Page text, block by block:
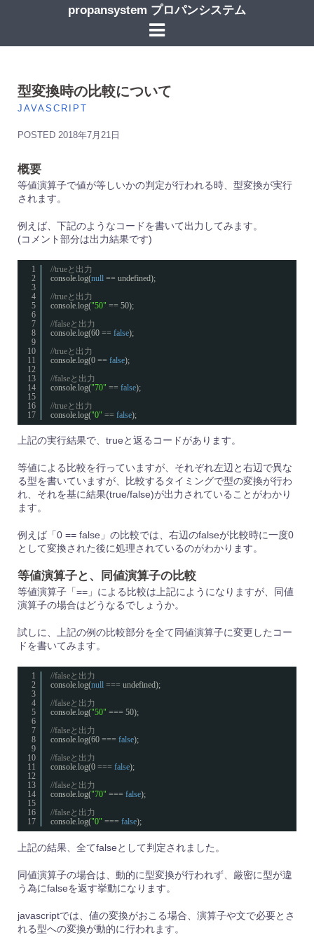
ン
propansystem プロパンシステム
型変換時の比較について
JAVASCRIPT
POSTED 2018年7月21日
概要
等値演算子で値が等しいかの判定が行われる時、型変換が実行
されます。
例えば、下記のようなコードを書いて出力してみます。
(コメント部分は出力結果です)
1
2
3
4
5
6
7
8
9
10
11
12
13
14
15
16
17
//trueと出力
console.log(null == undefined);
//trueと出力
console.log("50" == 50);
//falseと出力
console.log(60 == false);
//trueと出力
console.log(0 == false);
//falseと出力
console.log("70" == false);
//trueと出力
console.log("0" == false);
上記の実行結果で、trueと返るコードがあります。
等値による比較を行っていますが、それぞれ左辺と右辺で異な
る型を書いていますが、比較するタイミングで型の変換が行わ
れ、それを基に結果(true/false)が出力されていることがわかり
ます。
例えば「0 == false」の比較では、右辺のfalseが比較時に一度0
として変換された後に処理されているのがわかります。
等値演算子と、同値演算子の比較
等値演算子「==」による比較は上記にようになりますが、同値
演算子の場合はどうなるでしょうか。
試しに、上記の例の比較部分を全て同値演算子に変更したコー
ドを書いてみます。
1
2
3
4
5
6
7
8
9
10
11
12
13
14
15
16
17
//falseと出力
console.log(null === undefined);
//falseと出力
console.log("50" === 50);
//falseと出力
console.log(60 === false);
//falseと出力
console.log(0 === false);
//falseと出力
console.log("70" === false);
//falseと出力
console.log("0" === false);
上記の結果、全てfalseとして判定されました。
同値演算子の場合は、動的に型変換が行われず、厳密に型が違
う為にfalseを返す挙動になります。
javascriptでは、値の変換がおこる場合、演算子や文で必要とさ
れる型への変換が動的に行われます。